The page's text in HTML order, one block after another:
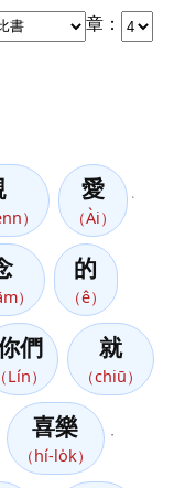
章：
）
愛
（Ài）
）
的
（ê）
們
（Lín）
就
（chiū）
喜樂
（hí-lo̍k）